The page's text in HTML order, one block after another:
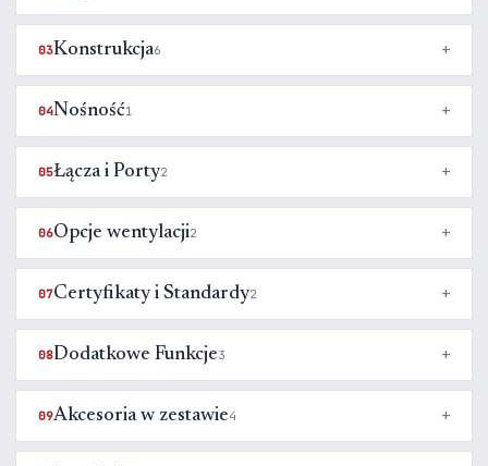
03Konstrukcja6
04Nośność1
05Łącza i Porty2
06Opcje wentylacji2
07Certyfikaty i Standardy2
08Dodatkowe Funkcje3
09Akcesoria w zestawie4